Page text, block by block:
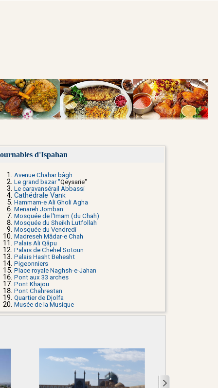
d'Ispahan
Avenue Chahar bâgh
Le grand bazar "Qeysarie"
Le caravansérail Abbassi
Cathédrale Van k
Hammam-e Ali Gholi Agha
Menareh Jomban
Mosquée de l'Imam (du Chah)
Mosquée du Sheikh Lutfollah
Mosquée du Vendredi
Madreseh Mādar-e Chah
Palais Ali Qâpu
Palais de Chehel Sotoun
Palais Hasht Behesht
Pigeonniers
Place royale Naghsh-e-Jahan
Pont aux 33 arches
Pont Khajou
Pont Chahrestan
Quartier de Djolfa
Musée de la Musique